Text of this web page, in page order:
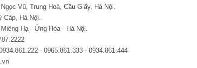
Vũ, Trung Hoà, Cầu Giấy, Hà Nội.
Cáp, Hà Nội.
Miêng Hạ - Ứng Hòa - Hà Nội.
- 0965.861.333 - 0934.861.444